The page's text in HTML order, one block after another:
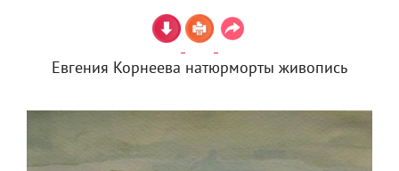
Евгения Корнеева натюрморты живопись